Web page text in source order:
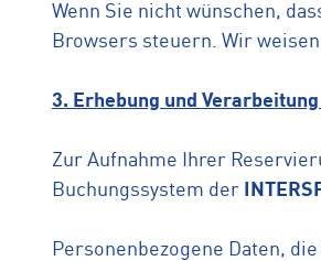
Wenn Sie nicht wünschen,
Browsers steuern. Wir
3. Erhebung und
Zur Aufnahme Ihrer
Buchungssystem der
Personenbezogene Daten,